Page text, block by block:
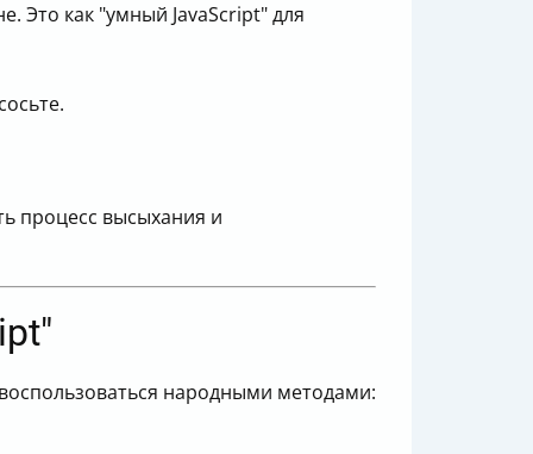
Это как "умный JavaScript" для
процесс высыхания и
народными методами: